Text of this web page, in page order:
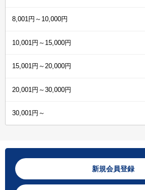
8,001円～10,000円
10,001円～15,000円
15,001円～20,000円
20,001円～30,000円
30,001円～
新規会員登録